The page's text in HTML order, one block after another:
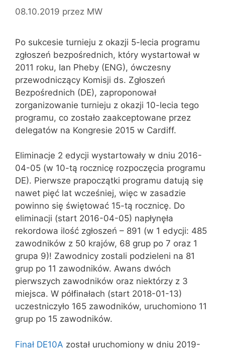
08.10.2019 przez MW
Po sukcesie turnieju z okazji 5-lecia programu
zgłoszeń bezpośrednich, który wystartował w
2011 roku, Ian Pheby (ENG), ówczesny
przewodniczący Komisji ds. Zgłoszeń
Bezpośrednich (DE), zaproponował
zorganizowanie turnieju z okazji 10-lecia tego
programu, co zostało zaakceptowane przez
delegatów na Kongresie 2015 w Cardiff.
Eliminacje 2 edycji wystartowały w dniu 2016-
04-05 (w 10-tą rocznicę rozpoczęcia programu
DE). Pierwsze prapoczątki programu datują się
nawet pięć lat wcześniej, więc w zasadzie
powinno się świętować 15-tą rocznicę. Do
eliminacji (start 2016-04-05) napłynęła
rekordowa ilość zgłoszeń – 891 (w 1 edycji: 485
zawodników z 50 krajów, 68 grup po 7 oraz 1
grupa 9)! Zawodnicy zostali podzieleni na 81
grup po 11 zawodników. Awans dwóch
pierwszych zawodników oraz niektórzy z 3
miejsca. W półfinałach (start 2018-01-13)
uczestniczyło 165 zawodników, uruchomiono 11
grup po 15 zawodników.
Finał DE10A został uruchomiony w dniu 2019-